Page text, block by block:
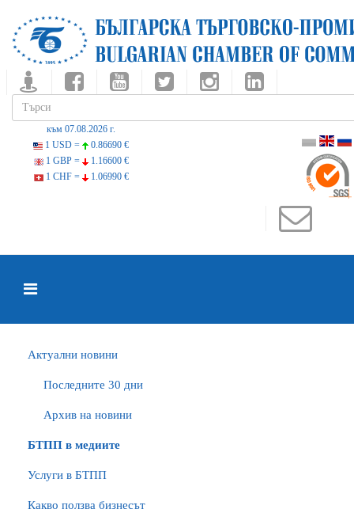
към 07.08.2026 г.
1 USD =
0.86690 €
1 GBP =
1.16600 €
1 CHF =
1.06990 €
Актуални новини
Последните 30 дни
Архив на новини
БTПП в медиите
Услуги в БТПП
Какво ползва бизнесът